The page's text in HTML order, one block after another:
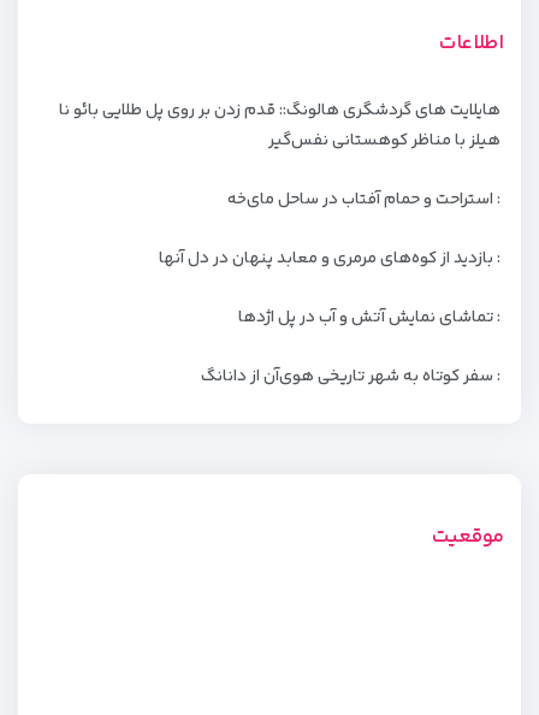
اطلاعات
هایلایت‌ های گردشگری هالونگ:: قدم زدن بر روی پل طلایی بائو نا
هیلز با مناظر کوهستانی نفس‌گیر
: استراحت و حمام آفتاب در ساحل مای‌خه
: بازدید از کوه‌های مرمری و معابد پنهان در دل آنها
: تماشای نمایش آتش و آب در پل اژدها
: سفر کوتاه به شهر تاریخی هوی‌آن از دانانگ
موقعیت